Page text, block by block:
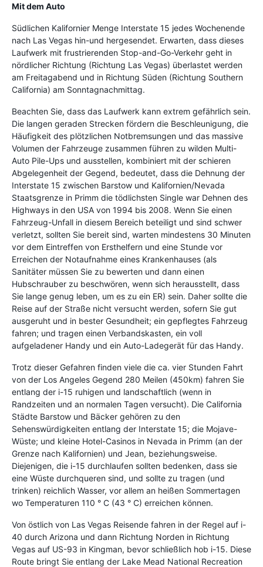
Mit dem Auto
Südlichen Kalifornier Menge Interstate 15 jedes Wochenende
nach Las Vegas hin-und hergesendet. Erwarten, dass dieses
Laufwerk mit frustrierenden Stop-and-Go-Verkehr geht in
nördlicher Richtung (Richtung Las Vegas) überlastet werden
am Freitagabend und in Richtung Süden (Richtung Southern
California) am Sonntagnachmittag.
Beachten Sie, dass das Laufwerk kann extrem gefährlich sein.
Die langen geraden Strecken fördern die Beschleunigung, die
Häufigkeit des plötzlichen Notbremsungen und das massive
Volumen der Fahrzeuge zusammen führen zu wilden Multi-
Auto Pile-Ups und ausstellen, kombiniert mit der schieren
Abgelegenheit der Gegend, bedeutet, dass die Dehnung der
Interstate 15 zwischen Barstow und Kalifornien/Nevada
Staatsgrenze in Primm die tödlichsten Single war Dehnen des
Highways in den USA von 1994 bis 2008. Wenn Sie einen
Fahrzeug-Unfall in diesem Bereich beteiligt und sind schwer
verletzt, sollten Sie bereit sind, warten mindestens 30 Minuten
vor dem Eintreffen von Ersthelfern und eine Stunde vor
Erreichen der Notaufnahme eines Krankenhauses (als
Sanitäter müssen Sie zu bewerten und dann einen
Hubschrauber zu beschwören, wenn sich herausstellt, dass
Sie lange genug leben, um es zu ein ER) sein. Daher sollte die
Reise auf der Straße nicht versucht werden, sofern Sie gut
ausgeruht und in bester Gesundheit; ein gepflegtes Fahrzeug
fahren; und tragen einen Verbandskasten, ein voll
aufgeladener Handy und ein Auto-Ladegerät für das Handy.
Trotz dieser Gefahren finden viele die ca. vier Stunden Fahrt
von der Los Angeles Gegend 280 Meilen (450km) fahren Sie
entlang der i-15 ruhigen und landschaftlich (wenn in
Randzeiten und an normalen Tagen versucht). Die California
Städte Barstow und Bäcker gehören zu den
Sehenswürdigkeiten entlang der Interstate 15; die Mojave-
Wüste; und kleine Hotel-Casinos in Nevada in Primm (an der
Grenze nach Kalifornien) und Jean, beziehungsweise.
Diejenigen, die i-15 durchlaufen sollten bedenken, dass sie
eine Wüste durchqueren sind, und sollte zu tragen (und
trinken) reichlich Wasser, vor allem an heißen Sommertagen
wo Temperaturen 110 ° C (43 ° C) erreichen können.
Von östlich von Las Vegas Reisende fahren in der Regel auf i-
40 durch Arizona und dann Richtung Norden in Richtung
Vegas auf US-93 in Kingman, bevor schließlich hob i-15. Diese
Route bringt Sie entlang der Lake Mead National Recreation